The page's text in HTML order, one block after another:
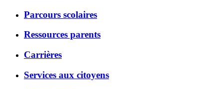
Parcours scolaires
Ressources parents
Carrières
Services aux citoyens